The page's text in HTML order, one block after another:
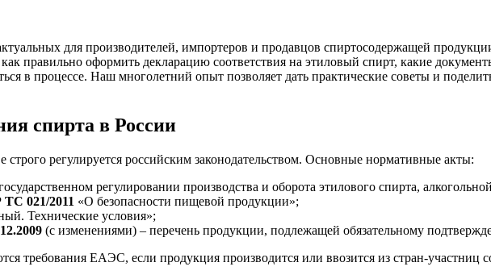
для производителей, импортеров и продавцов спиртосодержащей
правильно оформить декларацию соответствия на этиловый спирт, какие
в процессе. Наш многолетний опыт позволяет дать практические советы и
спирта в России
регулируется российским законодательством. Основные нормативные акты:
регулировании производства и оборота этилового спирта,
ТС 021/2011 «О безопасности пищевой продукции»;
Технические условия»;
(с изменениями) – перечень продукции, подлежащей обязательному
требования ЕАЭС, если продукция производится или ввозится из стран-участниц